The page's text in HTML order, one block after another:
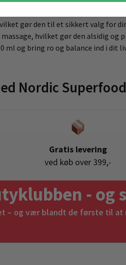
pebermynte og patchouli skaber
gør den til et sikkert valg for
hvilket gør den alsidig og
ml og bring ro og balance ind i dit
Nordic
Gratis levering
ved køb over 399,-
- og
– og vær blandt de første til at